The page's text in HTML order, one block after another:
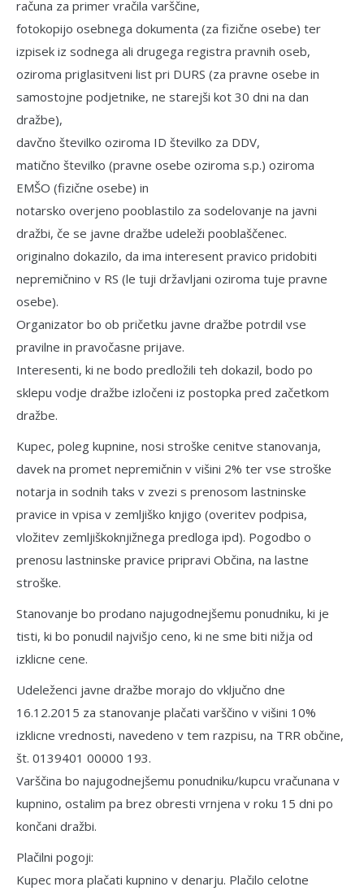
računa za primer vračila varščine,
fotokopijo osebnega dokumenta (za fizične osebe) ter
izpisek iz sodnega ali dru­gega registra pravnih oseb,
oziroma prigla­sitveni list pri DURS (za pravne osebe in
samostojne podjetnike, ne starejši kot 30 dni na dan
dražbe),
davčno številko oziroma ID številko za DDV,
matično številko (pravne osebe oziro­ma s.p.) oziroma
EMŠO (fizične osebe) in
notarsko overjeno pooblastilo za so­delovanje na javni
dražbi, če se javne draž­be udeleži pooblaščenec.
originalno dokazilo, da ima interesent pravico pridobiti
nepremičnino v RS (le tuji državljani oziroma tuje pravne
osebe).
Organizator bo ob pričetku javne dražbe potrdil vse
pravilne in pravočasne prijave.
Interesenti, ki ne bodo predložili teh do­kazil, bodo po
sklepu vodje dražbe izločeni iz postopka pred začetkom
dražbe.
Kupec, poleg kupnine, nosi stroške cenitve stanovanja,
davek na promet nepremičnin v višini 2% ter vse stroške
notarja in sodnih taks v zvezi s prenosom lastninske
pravice in vpisa v zemljiško knjigo (overitev podpisa,
vložitev zemljiškoknjižnega predloga ipd). Pogodbo o
prenosu lastninske pravice pripravi Občina, na lastne
stroške.
Stanovanje bo prodano najugodnej­šemu ponudniku, ki je
tisti, ki bo ponudil najvišjo ceno, ki ne sme biti nižja od
izklicne cene.
Udeleženci javne dražbe morajo do vključno dne
16.12.2015 za stanovanje plačati varščino v višini 10%
izklicne vrednosti, navedeno v tem razpisu, na TRR občine,
št. 0139401 00000 193.
Varščina bo najugodnejšemu ponu­dniku/kupcu vračunana v
kupnino, ostalim pa brez obresti vrnjena v roku 15 dni po
kon­čani dražbi.
Plačilni pogoji:
Kupec mora plačati kupnino v denarju. Plačilo celotne